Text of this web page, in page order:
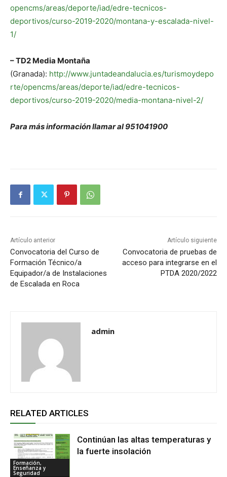
opencms/areas/deporte/iad/edre-tecnicos-
deportivos/curso-2019-2020/montana-y-escalada-nivel-
1/
– TD2 Media Montaña
(Granada): http://www.juntadeandalucia.es/turismoydepo
rte/opencms/areas/deporte/iad/edre-tecnicos-
deportivos/curso-2019-2020/media-montana-nivel-2/
Para más información llamar al 951041900
Artículo anterior
Convocatoria del Curso de
Formación Técnico/a
Equipador/a de Instalaciones
de Escalada en Roca
Artículo siguiente
Convocatoria de pruebas de
acceso para integrarse en el
PTDA 2020/2022
admin
RELATED ARTICLES
Formación,
Enseñanza y
Seguridad
Continúan las altas temperaturas y
la fuerte insolación